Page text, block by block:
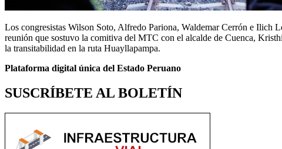
Los congresistas Wilson Soto, Alfredo Pariona, Waldemar Cerrón e Ilich
reunión que sostuvo la comitiva del MTC con el alcalde de Cuenca,
la transitabilidad en la ruta Huayllapampa.
Plataforma digital única del Estado Peruano
SUSCRÍBETE AL BOLETÍN